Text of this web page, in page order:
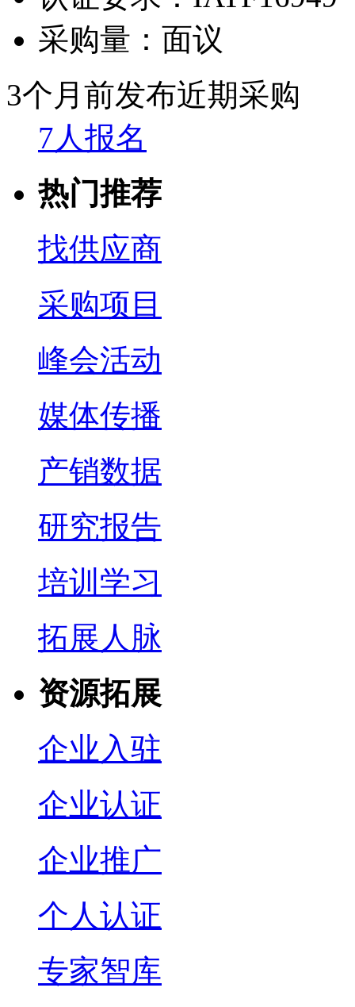
采购量： 面议
3个月前发布近期采购
7人报名
热门推荐
找供应商
采购项目
峰会活动
媒体传播
产销数据
研究报告
培训学习
拓展人脉
资源拓展
企业入驻
企业认证
企业推广
个人认证
专家智库